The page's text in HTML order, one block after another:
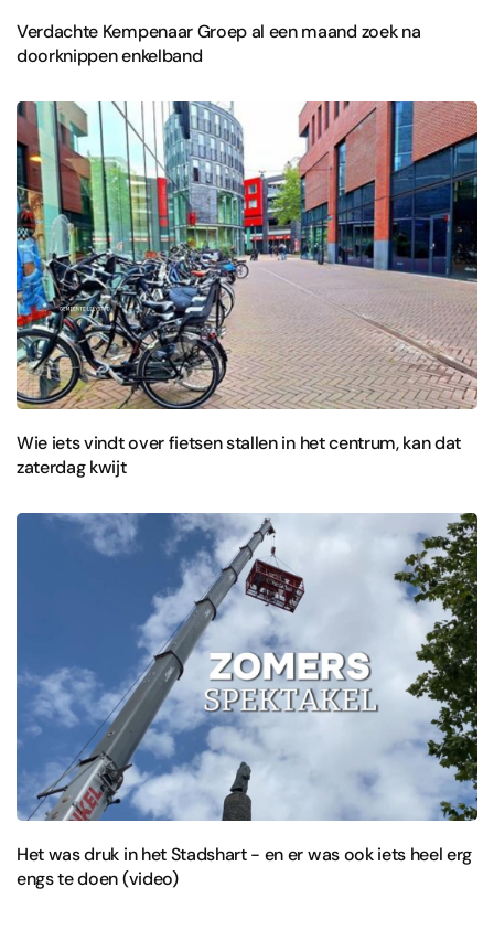
Verdachte Kempenaar Groep al een maand zoek na
doorknippen enkelband
Wie iets vindt over fietsen stallen in het centrum, kan dat
zaterdag kwijt
Het was druk in het Stadshart - en er was ook iets heel erg
engs te doen (video)